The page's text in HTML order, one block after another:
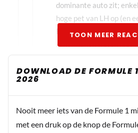
dominante auto zit;
hoge pet van LH op (en
Europeanen, want de
Amerikanen weten niet
Australië en Nieuw-
indruk van OP en LL en
1 september 2025 08:36
@Johnny Bill Hendrix ik
TOON MEER
DOWNLOAD DE FORMULE
2026
Nooit meer iets van de Formule 1
met een druk op de knop de